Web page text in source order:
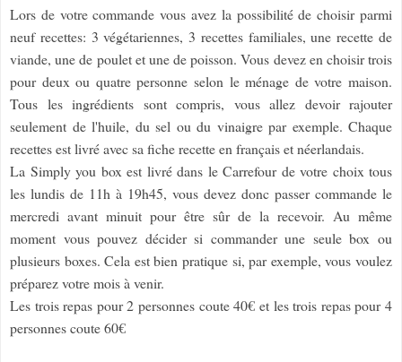
Lors de votre commande vous avez la possibilité de choisir parmi
neuf recettes: 3 végétariennes, 3 recettes familiales, une recette de
viande, une de poulet et une de poisson. Vous devez en choisir trois
pour deux ou quatre personne selon le ménage de votre maison.
Tous les ingrédients sont compris, vous allez devoir rajouter
seulement de l'huile, du sel ou du vinaigre par exemple. Chaque
recettes est livré avec sa fiche recette en français et néerlandais.
La Simply you box est livré dans le Carrefour de votre choix tous
les lundis de 11h à 19h45, vous devez donc passer commande le
mercredi avant minuit pour être sûr de la recevoir. Au même
moment vous pouvez décider si commander une seule box ou
plusieurs boxes. Cela est bien pratique si, par exemple, vous voulez
préparez votre mois à venir.
Les trois repas pour 2 personnes coute 40€ et les trois repas pour 4
personnes coute 60€